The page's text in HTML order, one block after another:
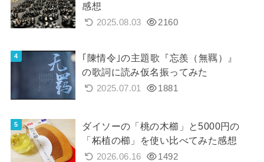
感想
2025.08.03 2160
｢陳情令｣の主題歌『忘羨（無羈）』
の歌詞に読み仮名振ってみた
2025.07.01 1881
ダイソーの「桃の木櫛」と5000円の
「柘植の櫛」を使い比べてみた感想
2026.06.16 1492